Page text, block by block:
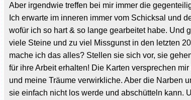
Aber irgendwie treffen bei mir immer die
Ich erwarte im inneren immer vom Schicksal und
wofür ich so hart & so lange gearbeitet habe. Und
viele Steine und zu viel Missgunst in den letzten
mache ich das alles? Stellen sie sich vor, sie
für ihre Arbeit erhalten! Die Karten versprechen
und meine Träume verwirkliche. Aber die Narben
sie einfach nicht los werde und abschütteln kann.